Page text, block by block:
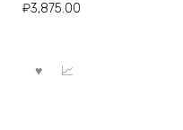
₽3,875.00